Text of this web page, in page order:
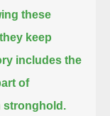
these
keep
includes the
of
stronghold.